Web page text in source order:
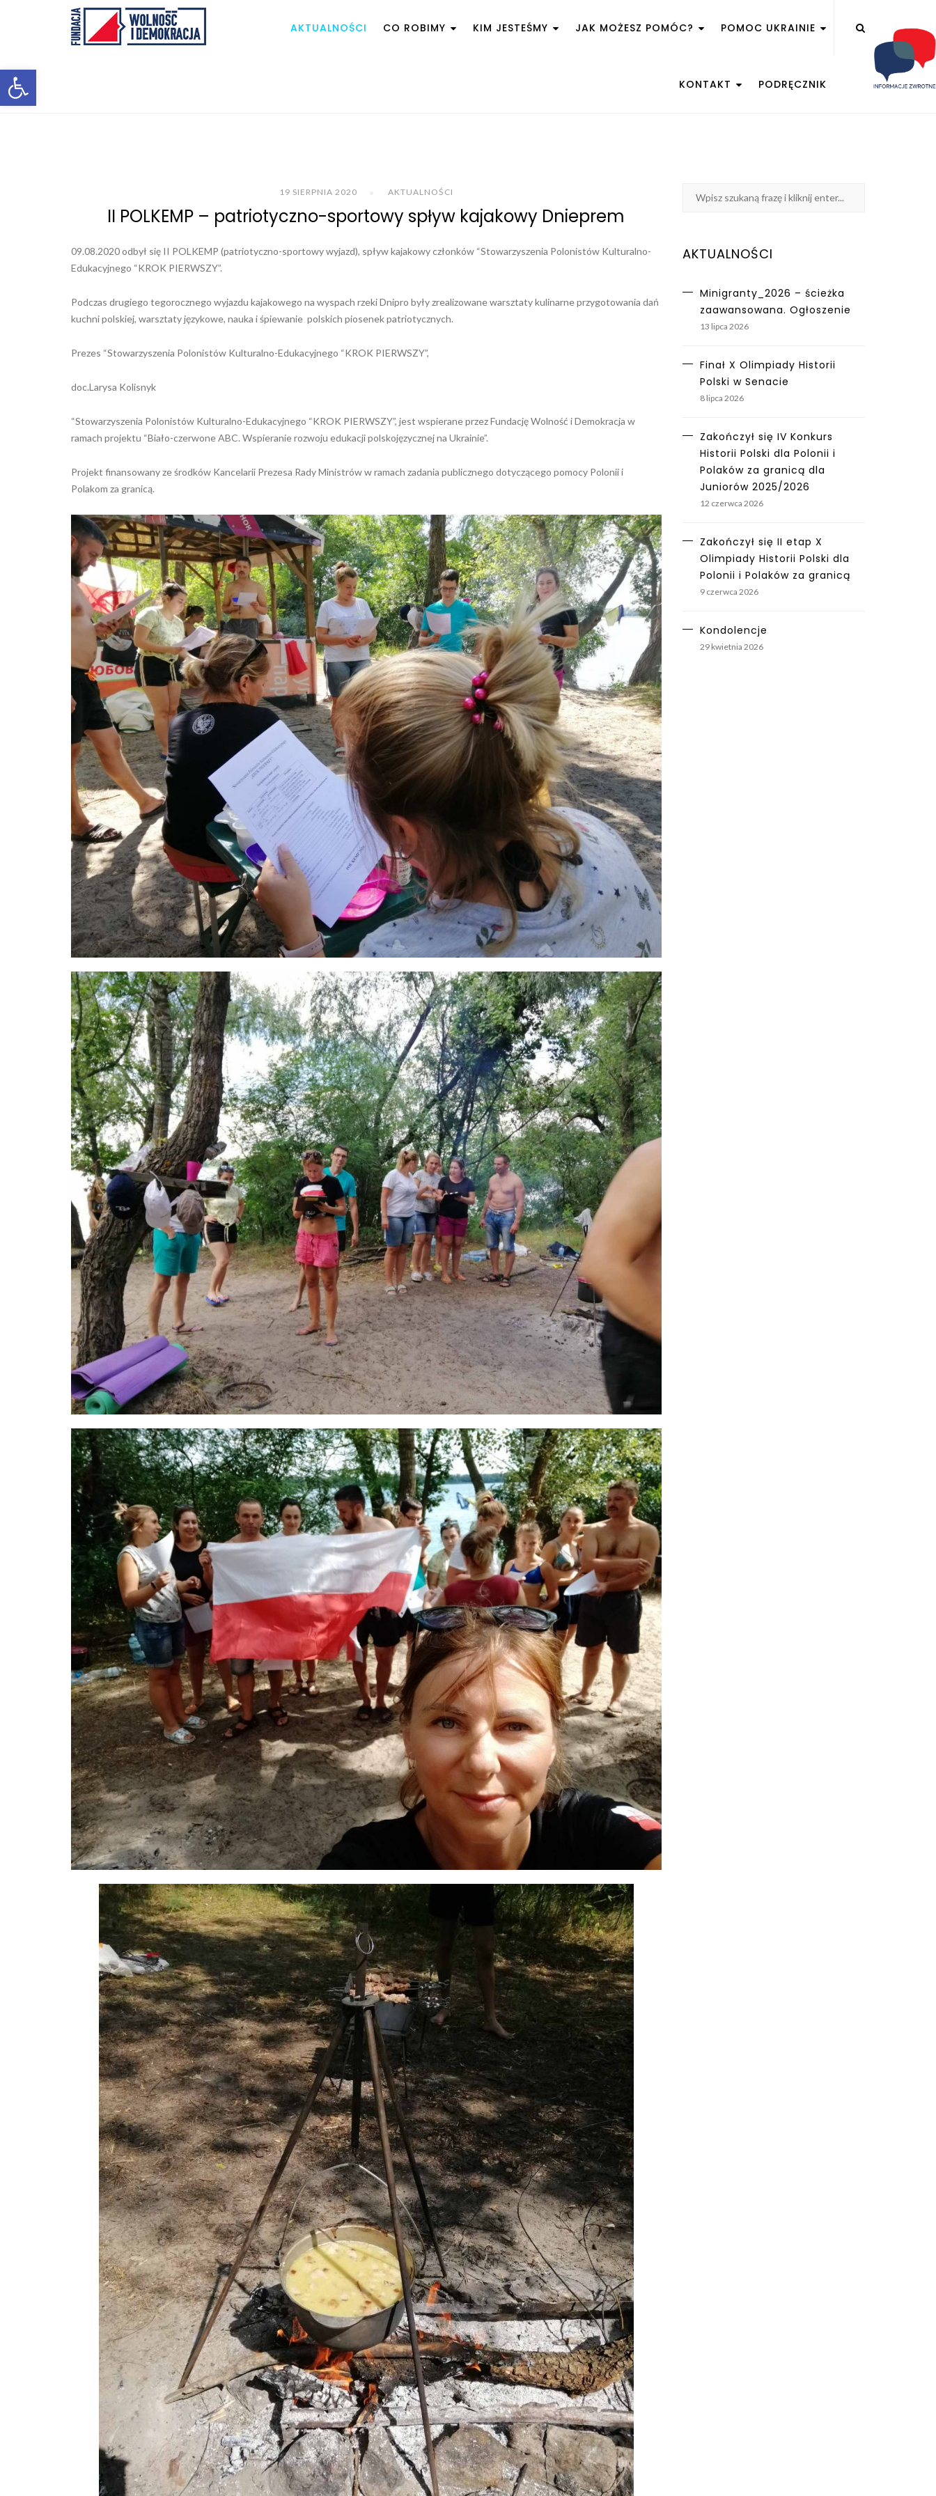
Otwórz pasek narzędzi
AKTUALNOŚCI CO ROBIMY KIM JESTEŚMY JAK MOŻESZ POMÓC? POMOC UKRAINIE
KONTAKT PODRĘCZNIK
19 SIERPNIA 2020 AKTUALNOŚCI
II POLKEMP – patriotyczno-sportowy spływ kajakowy Dnieprem
09.08.2020 odbył się II POLKEMP (patriotyczno-sportowy wyjazd), spływ kajakowy członków “Stowarzyszenia Polonistów Kulturalno-
Edukacyjnego “KROK PIERWSZY”.
Podczas drugiego tegorocznego wyjazdu kajakowego na wyspach rzeki Dnipro były zrealizowane warsztaty kulinarne przygotowania dań
kuchni polskiej, warsztaty językowe, nauka i śpiewanie polskich piosenek patriotycznych.
Prezes “Stowarzyszenia Polonistów Kulturalno-Edukacyjnego “KROK PIERWSZY”,
doc.Larysa Kolisnyk
“Stowarzyszenia Polonistów Kulturalno-Edukacyjnego “KROK PIERWSZY”, jest wspierane przez Fundację Wolność i Demokracja w
ramach projektu “Biało-czerwone ABC. Wspieranie rozwoju edukacji polskojęzycznej na Ukrainie”.
Projekt finansowany ze środków Kancelarii Prezesa Rady Ministrów w ramach zadania publicznego dotyczącego pomocy Polonii i
Polakom za granicą.
AKTUALNOŚCI
Minigranty_2026 – ścieżka
zaawansowana. Ogłoszenie
13 lipca 2026
Finał X Olimpiady Historii
Polski w Senacie
8 lipca 2026
Zakończył się IV Konkurs
Historii Polski dla Polonii i
Polaków za granicą dla
Juniorów 2025/2026
12 czerwca 2026
Zakończył się II etap X
Olimpiady Historii Polski dla
Polonii i Polaków za granicą
9 czerwca 2026
Kondolencje
29 kwietnia 2026